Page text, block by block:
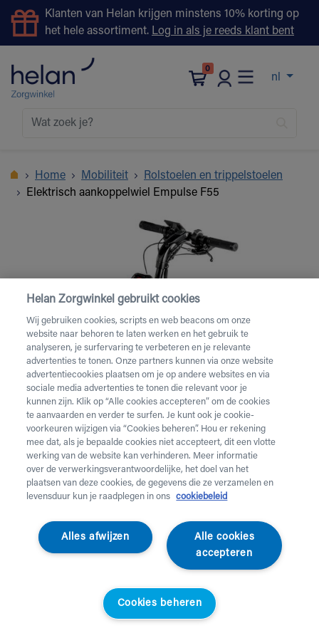
Klanten van Helan krijgen minstens 10% korting op
het hele assortiment. Log in als je reeds klant bent
0
nl
Home Mobiliteit
Rolstoelen en trippelstoelen
Elektrisch aankoppelwiel Empulse F55
Empulse
Elektrisch
aankoppelwiel
Empulse F55
Helan Zorgwinkel gebruikt cookies
Wij gebruiken cookies, scripts en web beacons om onze
website naar behoren te laten werken en het gebruik te
analyseren, je surfervaring te verbeteren en je relevante
advertenties te tonen. Onze partners kunnen via onze website
advertentiecookies plaatsen om je op andere websites en via
sociale media advertenties te tonen die relevant voor je
kunnen zijn. Klik op “Alle cookies accepteren” om de cookies
te aanvaarden en verder te surfen. Je kunt ook je cookie-
voorkeuren wijzigen via “Cookies beheren”. Hou er rekening
mee dat, als je bepaalde cookies niet accepteert, dit een vlotte
werking van de website kan verhinderen. Meer informatie
over de verwerkingsverantwoordelijke, het doel van het
plaatsen van deze cookies, de gegevens die ze verzamelen en
levensduur kun je raadplegen in ons
cookiebeleid
Alle cookies
accepteren
Alles afwijzen
Cookies beheren